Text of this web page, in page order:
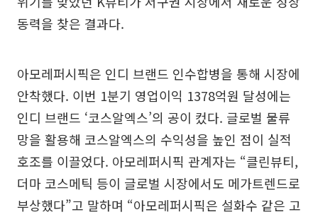
동력을 찾은 결과다.
아모레퍼시픽은 인디 브랜드 인수합병을 통해 시장에
안착했다. 이번 1분기 영업이익 1378억원 달성에는
인디 브랜드 ‘코스알엑스’의 공이 컸다. 글로벌 물류
망을 활용해 코스알엑스의 수익성을 높인 점이 실적
호조를 이끌었다. 아모레퍼시픽 관계자는 “클린뷰티,
더마 코스메틱 등이 글로벌 시장에서도 메가트렌드로
부상했다”고 말하며 “아모레퍼시픽은 설화수 같은 고